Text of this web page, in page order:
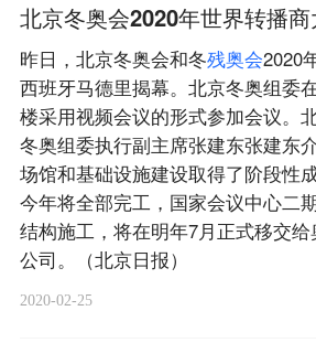
北京冬奥会2020年世界转播
昨日，北京冬奥会和冬残奥会2020
西班牙马德里揭幕。北京冬奥组委
楼采用视频会议的形式参加会议。
冬奥组委执行副主席张建东张建东
场馆和基础设施建设取得了阶段性
今年将全部完工，国家会议中心二
结构施工，将在明年7月正式移交
公司。（北京日报）
2020-02-25